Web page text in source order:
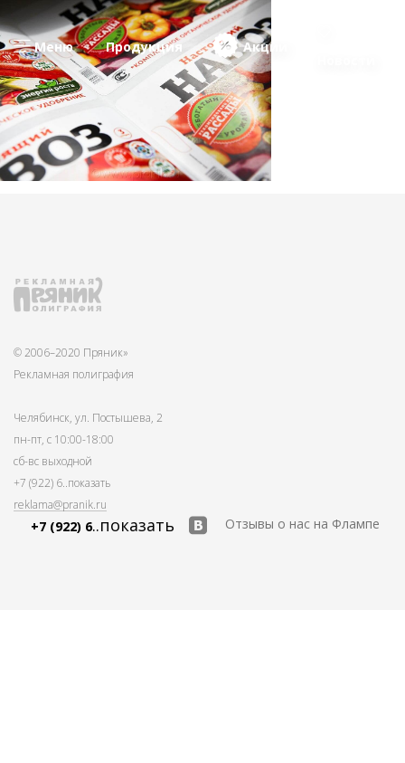
Меню Продукция
Акции
© 2006–2020 Пряник»
Рекламная полиграфия
Челябинск, ул. Постышева, 2
пн-пт, с 10:00-18:00
сб-вс выходной
+7 (922) 6..показать
reklama@pranik.ru
+7 (922) 6..показать Отзывы о нас на Флампе